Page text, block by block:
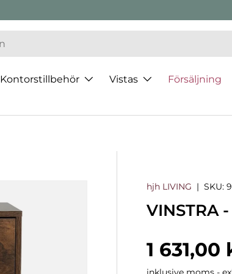
Kontorstillbehör Vistas Försäljning
hjh LIVING |SKU:
VINSTRA
1 631,00